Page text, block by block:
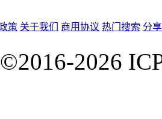
策 关于我们 商用协议 热门搜索 分
2026